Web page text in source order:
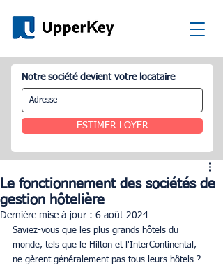
Notre société devient votre locataire
ESTIMER LOYER
Le fonctionnement des sociétés de
gestion hôtelière
Dernière mise à jour : 6 août 2024
Saviez-vous que les plus grands hôtels du
monde, tels que le Hilton et l'InterContinental,
ne gèrent généralement pas tous leurs hôtels ?